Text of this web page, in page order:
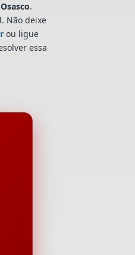
.
Não deixe
ou ligue
essa